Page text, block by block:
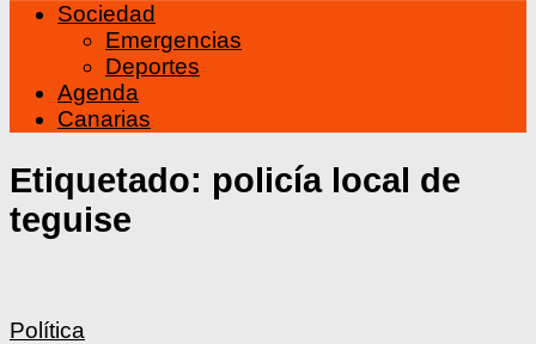
Sociedad
Emergencias
Deportes
Agenda
Canarias
Etiquetado: policía local de
teguise
Política